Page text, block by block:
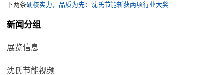
下两条硬核实力，品质为先：沈氏节能斩获两项行业大奖
新闻分组
展览信息
沈氏节能视频